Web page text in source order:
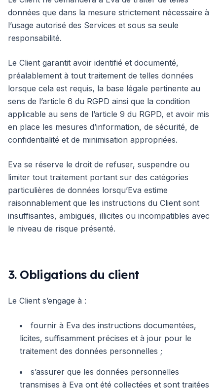
données que dans la mesure strictement nécessaire à
l’usage autorisé des Services et sous sa seule
responsabilité.
Le Client garantit avoir identifié et documenté,
préalablement à tout traitement de telles données
lorsque cela est requis, la base légale pertinente au
sens de l’article 6 du RGPD ainsi que la condition
applicable au sens de l’article 9 du RGPD, et avoir mis
en place les mesures d’information, de sécurité, de
confidentialité et de minimisation appropriées.
Eva se réserve le droit de refuser, suspendre ou
limiter tout traitement portant sur des catégories
particulières de données lorsqu’Eva estime
raisonnablement que les instructions du Client sont
insuffisantes, ambiguës, illicites ou incompatibles avec
le niveau de risque présenté.
3. Obligations du client
Le Client s’engage à :
fournir à Eva des instructions documentées,
licites, suffisamment précises et à jour pour le
traitement des données personnelles ;
s’assurer que les données personnelles
transmises à Eva ont été collectées et sont traitées